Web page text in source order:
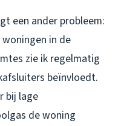
een ander probleem:
in de
zie ik regelmatig
beïnvloedt.
bij lage
de woning